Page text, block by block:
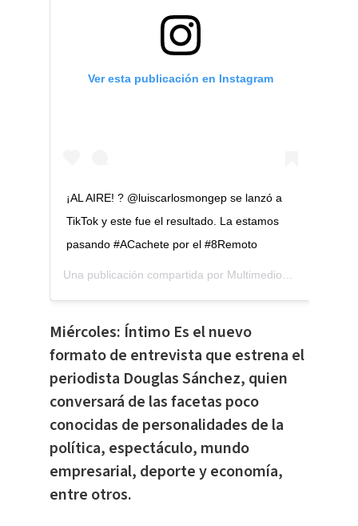
Ver esta publicación en Instagram
¡AL AIRE! ? @luiscarlosmongep se lanzó a
TikTok y este fue el resultado. La estamos
pasando #ACachete por el #8Remoto
Una publicación compartida por Multimedios Costa Rica
Miércoles: Íntimo Es el nuevo
formato de entrevista que estrena el
periodista Douglas Sánchez, quien
conversará de las facetas poco
conocidas de personalidades de la
política, espectáculo, mundo
empresarial, deporte y economía,
entre otros.